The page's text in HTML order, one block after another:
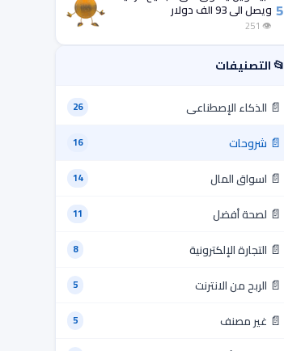
5 ويصل الى 93 الف دولار
👁 251
📂 التصنيفات
📄 الذكاء الإصطناعى 26
📄 شروحات 16
📄 اسواق المال 14
📄 لصحة أفضل 11
📄 التجارة الإلكترونية 8
📄 الربح من الانترنت 5
📄 غير مصنف 5